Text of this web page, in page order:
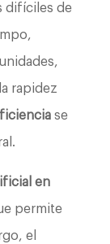
difíciles de
rapidez
se
en
permite
el